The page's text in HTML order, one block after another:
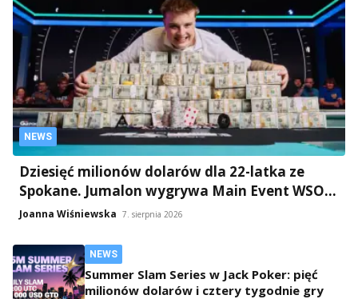
NEWS
Dziesięć milionów dolarów dla 22-latka ze
Spokane. Jumalon wygrywa Main Event WSOP
2026
Joanna Wiśniewska 7. sierpnia 2026
NEWS
Summer Slam Series w Jack Poker: pięć
milionów dolarów i cztery tygodnie gry